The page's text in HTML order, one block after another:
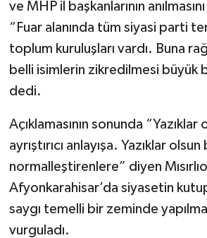
ve MHP il başkanlarının
“Fuar alanında tüm siyasi parti
toplum kuruluşları vardı. Buna
belli isimlerin zikredilmesi büyük
dedi.
Açıklamasının sonunda “Yazıklar
ayrıştırıcı anlayışa. Yazıklar olsun
normalleştirenlere” diyen
Afyonkarahisar’da siyasetin
saygı temelli bir zeminde
vurguladı.